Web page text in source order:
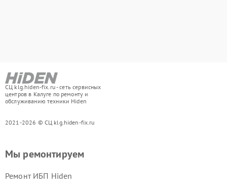
СЦ klg.hiden-fix.ru - сеть сервисных
центров в Калуге по ремонту и
обслуживанию техники Hiden
2021-2026 © СЦ klg.hiden-fix.ru
Мы ремонтируем
Ремонт ИБП Hiden